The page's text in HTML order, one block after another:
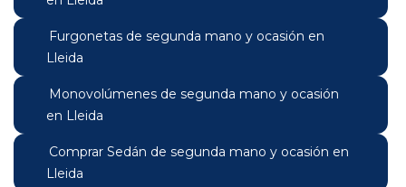
Furgonetas de segunda mano y ocasión en
Lleida
Monovolúmenes de segunda mano y ocasión
en Lleida
Comprar Sedán de segunda mano y ocasión en
Lleida